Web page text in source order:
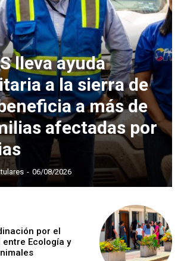
lleva ayuda
a la sierra de
a más de
afectadas por
- 06/08/2026
por el
Ecología y